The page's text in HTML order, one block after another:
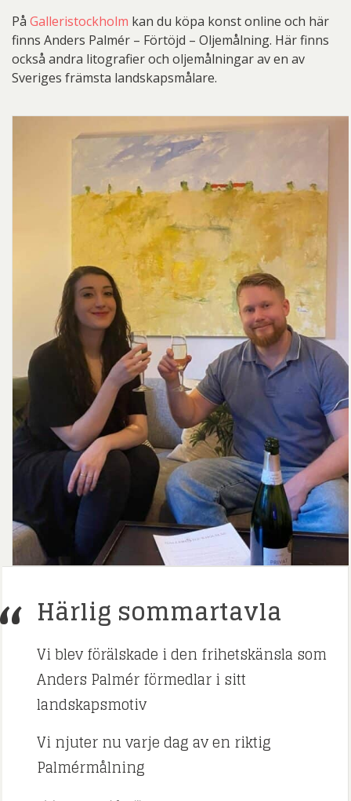
På Galleristockholm kan du köpa konst online och här
finns Anders Palmér – Förtöjd – Oljemålning. Här finns
också andra litografier och oljemålningar av en av
Sveriges främsta landskapsmålare.
Härlig sommartavla
Vi blev förälskade i den frihetskänsla som
Anders Palmér förmedlar i sitt
landskapsmotiv
Vi njuter nu varje dag av en riktig
Palmérmålning